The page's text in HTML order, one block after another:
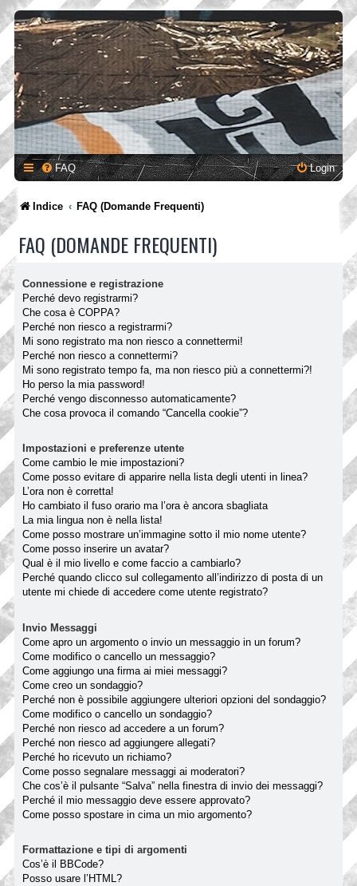
FAQ Login
Indice FAQ (Domande Frequenti)
FAQ (DOMANDE FREQUENTI)
Connessione e registrazione
Perché devo registrarmi?
Che cosa è COPPA?
Perché non riesco a registrarmi?
Mi sono registrato ma non riesco a connettermi!
Perché non riesco a connettermi?
Mi sono registrato tempo fa, ma non riesco più a connettermi?!
Ho perso la mia password!
Perché vengo disconnesso automaticamente?
Che cosa provoca il comando “Cancella cookie”?
Impostazioni e preferenze utente
Come cambio le mie impostazioni?
Come posso evitare di apparire nella lista degli utenti in linea?
L’ora non è corretta!
Ho cambiato il fuso orario ma l’ora è ancora sbagliata
La mia lingua non è nella lista!
Come posso mostrare un’immagine sotto il mio nome utente?
Come posso inserire un avatar?
Qual è il mio livello e come faccio a cambiarlo?
Perché quando clicco sul collegamento all’indirizzo di posta di un
utente mi chiede di accedere come utente registrato?
Invio Messaggi
Come apro un argomento o invio un messaggio in un forum?
Come modifico o cancello un messaggio?
Come aggiungo una firma ai miei messaggi?
Come creo un sondaggio?
Perché non è possibile aggiungere ulteriori opzioni del sondaggio?
Come modifico o cancello un sondaggio?
Perché non riesco ad accedere a un forum?
Perché non riesco ad aggiungere allegati?
Perché ho ricevuto un richiamo?
Come posso segnalare messaggi ai moderatori?
Che cos’è il pulsante “Salva” nella finestra di invio dei messaggi?
Perché il mio messaggio deve essere approvato?
Come posso spostare in cima un mio argomento?
Formattazione e tipi di argomenti
Cos’è il BBCode?
Posso usare l’HTML?